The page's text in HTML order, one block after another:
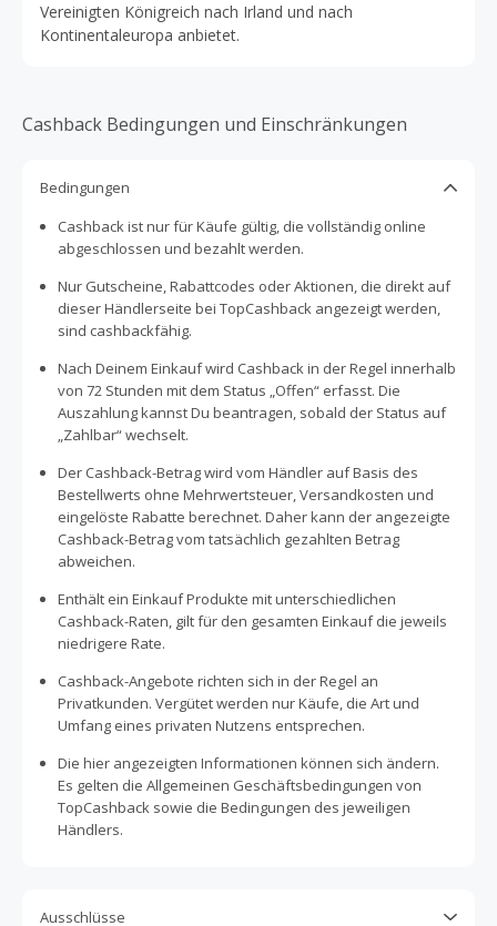
Vereinigten Königreich nach Irland und nach
Kontinentaleuropa anbietet.
Cashback Bedingungen und Einschränkungen
Bedingungen
Cashback ist nur für Käufe gültig, die vollständig online
abgeschlossen und bezahlt werden.
Nur Gutscheine, Rabattcodes oder Aktionen, die direkt auf
dieser Händlerseite bei TopCashback angezeigt werden,
sind cashbackfähig.
Nach Deinem Einkauf wird Cashback in der Regel innerhalb
von 72 Stunden mit dem Status „Offen“ erfasst. Die
Auszahlung kannst Du beantragen, sobald der Status auf
„Zahlbar“ wechselt.
Der Cashback-Betrag wird vom Händler auf Basis des
Bestellwerts ohne Mehrwertsteuer, Versandkosten und
eingelöste Rabatte berechnet. Daher kann der angezeigte
Cashback-Betrag vom tatsächlich gezahlten Betrag
abweichen.
Enthält ein Einkauf Produkte mit unterschiedlichen
Cashback-Raten, gilt für den gesamten Einkauf die jeweils
niedrigere Rate.
Cashback-Angebote richten sich in der Regel an
Privatkunden. Vergütet werden nur Käufe, die Art und
Umfang eines privaten Nutzens entsprechen.
Die hier angezeigten Informationen können sich ändern.
Es gelten die Allgemeinen Geschäftsbedingungen von
TopCashback sowie die Bedingungen des jeweiligen
Händlers.
Ausschlüsse